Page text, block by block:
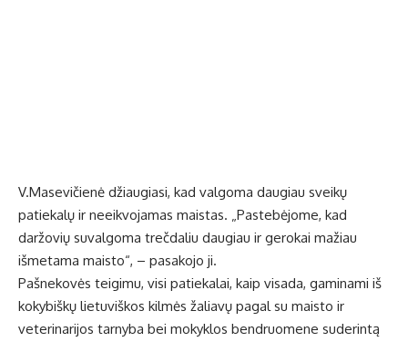
V.Masevičienė džiaugiasi, kad valgoma daugiau sveikų
patiekalų ir neeikvojamas maistas. „Pastebėjome, kad
daržovių suvalgoma trečdaliu daugiau ir gerokai mažiau
išmetama maisto“, – pasakojo ji.
Pašnekovės teigimu, visi patiekalai, kaip visada, gaminami iš
kokybiškų lietuviškos kilmės žaliavų pagal su maisto ir
veterinarijos tarnyba bei mokyklos bendruomene suderintą